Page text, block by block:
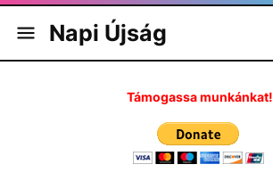
Napi Újság
Támogassa munkánkat!